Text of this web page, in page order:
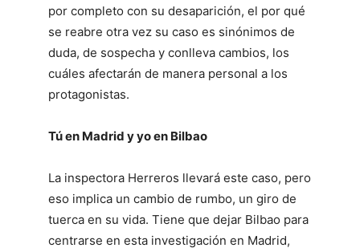
por completo con su desaparición, el por qué
se reabre otra vez su caso es sinónimos de
duda, de sospecha y conlleva cambios, los
cuáles afectarán de manera personal a los
protagonistas.
Tú en Madrid y yo en Bilbao
La inspectora Herreros llevará este caso, pero
eso implica un cambio de rumbo, un giro de
tuerca en su vida. Tiene que dejar Bilbao para
centrarse en esta investigación en Madrid,